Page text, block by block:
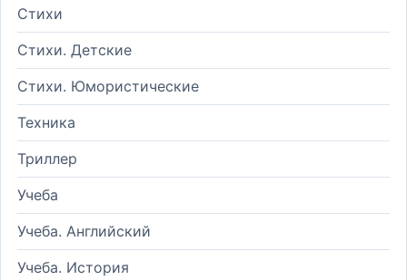
Стихи
Стихи. Детские
Стихи. Юмористические
Техника
Триллер
Учеба
Учеба. Английский
Учеба. История